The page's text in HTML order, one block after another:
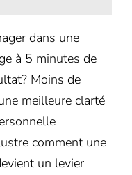
dans une
à 5 minutes de
Moins de
meilleure clarté
comment une
un levier